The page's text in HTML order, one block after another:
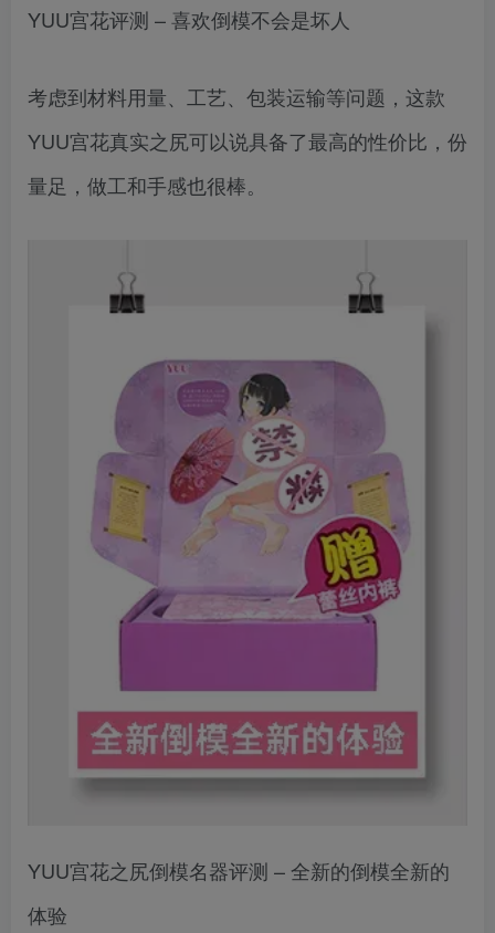
YUU宫花评测 – 喜欢倒模不会是坏人
考虑到材料用量、工艺、包装运输等问题，这款
YUU宫花真实之尻可以说具备了最高的性价比，份
量足，做工和手感也很棒。
YUU宫花之尻倒模名器评测 – 全新的倒模全新的
体验